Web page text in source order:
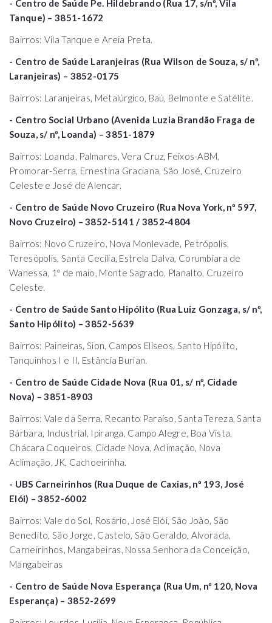
- Centro de Saúde Pe. Hildebrando (Rua 17, s/nº, Vila
Tanque) – 3851-1672
Bairros: Vila Tanque e Areia Preta.
- Centro de Saúde Laranjeiras (Rua Wilson de Souza, s/ nº,
Laranjeiras) – 3852-0175
Bairros: Laranjeiras, Metalúrgico, Baú, Belmonte e Satélite.
- Centro Social Urbano (Avenida Luzia Brandão Fraga de
Souza, s/ nº, Loanda) – 3851-1879
Bairros: Loanda, Palmares, Vera Cruz, Feixos-ABM,
Promorar-Serra, Ernestina Graciana, São José, Cruzeiro
Celeste e José de Alencar.
- Centro de Saúde Novo Cruzeiro (Rua Nova York, nº 597,
Novo Cruzeiro) – 3852-5141 / 3852-4804
Bairros: Novo Cruzeiro, Nova Monlevade, Petrópolis,
Teresópolis, Santa Cecília, Estrela Dalva, Corumbiara de
Wanessa, 1º de maio, Monte Sagrado, Planalto, Cruzeiro
Celeste.
- Centro de Saúde Santo Hipólito (Rua Luiz Gonzaga, s/ nº,
Santo Hipólito) – 3852-5639
Bairros: Paineiras, Sion, Campos Elíseos, Santo Hipólito,
Tanquinhos I e II, Estância Burian.
- Centro de Saúde Cidade Nova (Rua 01, s/ nº, Cidade
Nova) – 3851-8903
Bairros: Vale da Serra, Recanto Paraíso, Santa Tereza, Santa
Bárbara, Industrial, Ipiranga, Campo Alegre, Boa Vista,
Chácara Coqueiros, Cidade Nova, Aclimação, Nova
Aclimação, JK, Cachoeirinha.
- UBS Carneirinhos (Rua Duque de Caxias, nº 193, José
Elói) – 3852-6002
Bairros: Vale do Sol, Rosário, José Elói, São João, São
Benedito, São Jorge, Castelo, São Geraldo, Alvorada,
Carneirinhos, Mangabeiras, Nossa Senhora da Conceição,
Mangabeiras
- Centro de Saúde Nova Esperança (Rua Um, nº 120, Nova
Esperança) – 3852-2699